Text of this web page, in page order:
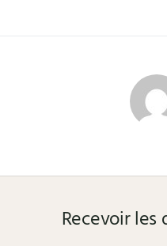
Recevoir les